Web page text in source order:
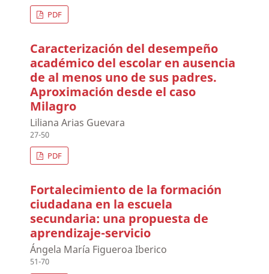
PDF
Caracterización del desempeño
académico del escolar en ausencia
de al menos uno de sus padres.
Aproximación desde el caso
Milagro
Liliana Arias Guevara
27-50
PDF
Fortalecimiento de la formación
ciudadana en la escuela
secundaria: una propuesta de
aprendizaje-servicio
Ángela María Figueroa Iberico
51-70